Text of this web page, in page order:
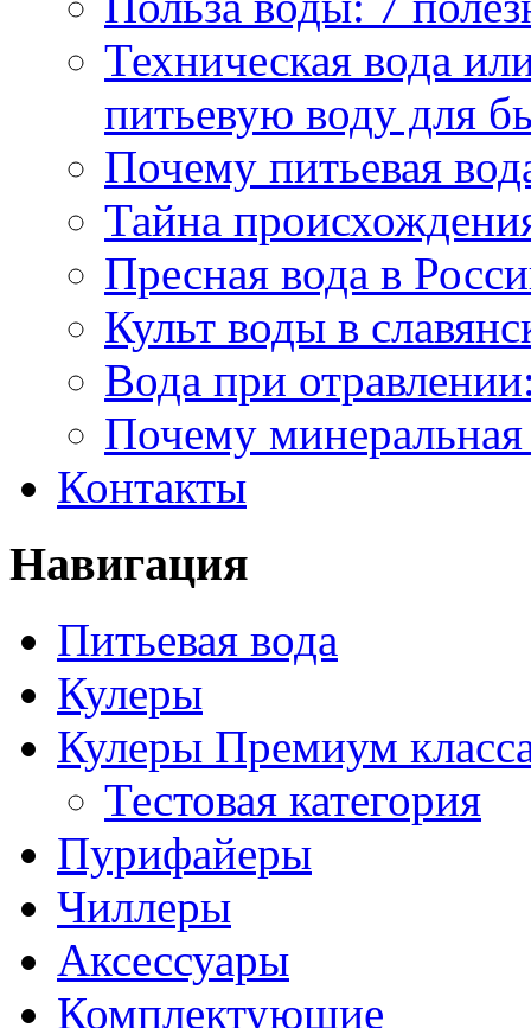
Техническая вода
питьевую воду для
Почему питьевая
Тайна
Пресная вода в
Культ воды в
Вода при
Почему
Контакты
Навигация
Питьевая вода
Кулеры
Кулеры Премиум
Тестовая категория
Пурифайеры
Чиллеры
Аксессуары
Комплектующие